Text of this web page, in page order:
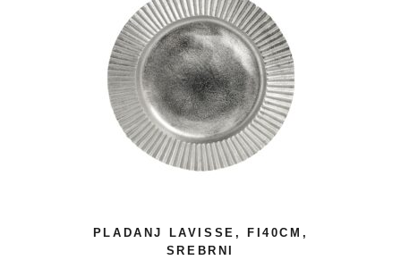
PLADANJ LAVISSE, FI40CM,
SREBRNI